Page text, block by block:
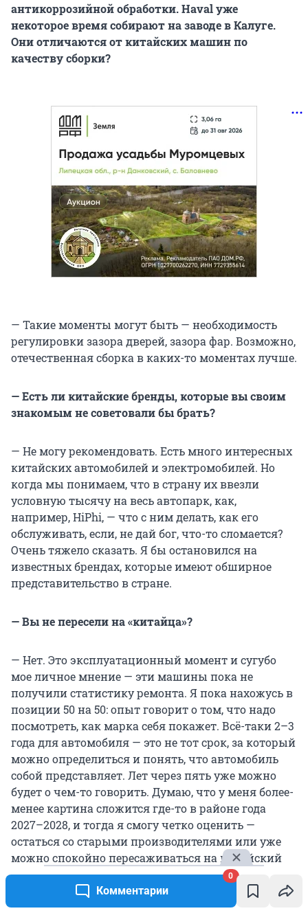
Комментарии
0
антикоррозийной обработки. Haval уже
некоторое время собирают на заводе в Калуге.
Они отличаются от китайских машин по
качеству сборки?
— Такие моменты могут быть — необходимость
регулировки зазора дверей, зазора фар. Возможно,
отечественная сборка в каких-то моментах лучше.
— Есть ли китайские бренды, которые вы своим
знакомым не советовали бы брать?
— Не могу рекомендовать. Есть много интересных
китайских автомобилей и электромобилей. Но
когда мы понимаем, что в страну их ввезли
условную тысячу на весь автопарк, как,
например, HiPhi, — что с ним делать, как его
обслуживать, если, не дай бог, что-то сломается?
Очень тяжело сказать. Я бы остановился на
известных брендах, которые имеют обширное
представительство в стране.
— Вы не пересели на «китайца»?
— Нет. Это эксплуатационный момент и сугубо
мое личное мнение — эти машины пока не
получили статистику ремонта. Я пока нахожусь в
позиции 50 на 50: опыт говорит о том, что надо
посмотреть, как марка себя покажет. Всё-таки 2–3
года для автомобиля — это не тот срок, за который
можно определиться и понять, что автомобиль
собой представляет. Лет через пять уже можно
будет о чем-то говорить. Думаю, что у меня более-
менее картина сложится где-то в районе года
2027–2028, и тогда я смогу четко оценить —
остаться со старыми производителями или уже
можно спокойно пересаживаться на китайский
автопром. Сказать однозначно, что «китайцев»
бояться не стоит, я не могу, поскольку еще не
сформировал для себя понимания их болячек,